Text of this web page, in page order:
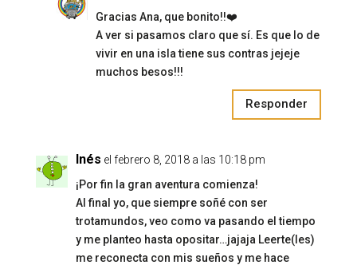
Gracias Ana, que bonito!!❤️
A ver si pasamos claro que sí. Es que lo de
vivir en una isla tiene sus contras jejeje
muchos besos!!!
Responder
Inés el febrero 8, 2018 a las 10:18 pm
¡Por fin la gran aventura comienza!
Al final yo, que siempre soñé con ser
trotamundos, veo como va pasando el tiempo
y me planteo hasta opositar…jajaja Leerte(les)
me reconecta con mis sueños y me hace